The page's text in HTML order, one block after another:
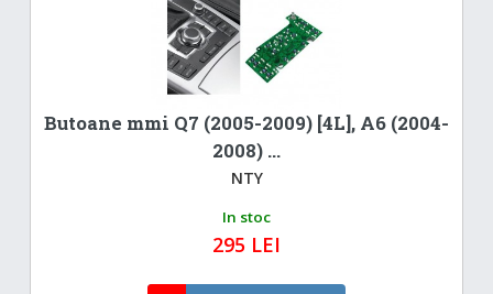
Butoane mmi Q7 (2005-2009) [4L], A6 (2004-
2008) ...
NTY
In stoc
295 LEI